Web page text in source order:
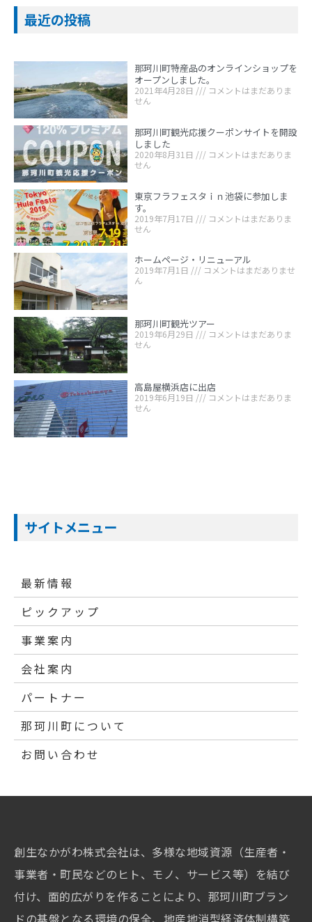
最近の投稿
那珂川町特産品のオンラインショップを
オープンしました。
2021年4月28日
コメントはまだありま
せん
那珂川町観光応援クーポンサイトを開設
しました
2020年8月31日
コメントはまだありま
せん
東京フラフェスタｉｎ池袋に参加しま
す。
2019年7月17日
コメントはまだありま
せん
ホームページ・リニューアル
2019年7月1日
コメントはまだありませ
ん
那珂川町観光ツアー
2019年6月29日
コメントはまだありま
せん
高島屋横浜店に出店
2019年6月19日
コメントはまだありま
せん
サイトメニュー
最新情報
ピックアップ
事業案内
会社案内
パートナー
那珂川町について
お問い合わせ
創生なかがわ株式会社は、多様な地域資源（生産者・
事業者・町民などのヒト、モノ、サービス等）を結び
付け、面的広がりを作ることにより、那珂川町ブラン
ドの基盤となる環境の保全、地産地消型経済体制構築